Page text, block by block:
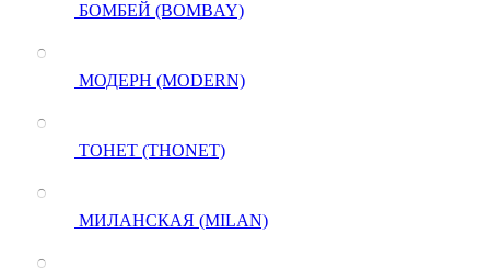
БОМБЕЙ (BOMBAY)
МОДЕРН (MODERN)
ТОНЕТ (THONET)
МИЛАНСКАЯ (MILAN)